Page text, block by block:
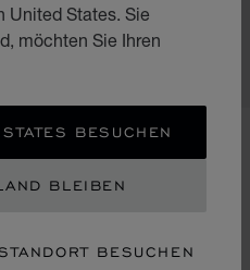
United States. Sie
möchten Sie Ihren
BESUCHEN
BLEIBEN
BESUCHEN